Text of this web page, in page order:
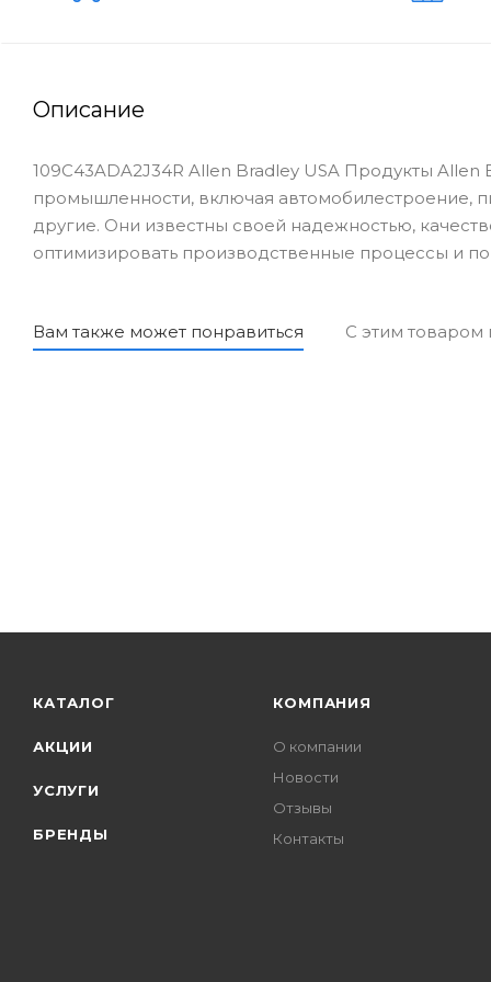
Описание
109C43ADA2J34R Allen Bradley USA Продукты
промышленности, включая автомобилестроение,
другие. Они известны своей надежностью,
оптимизировать производственные процессы и
Вам также может понравиться С этим товаром
КАТАЛОГ
АКЦИИ
УСЛУГИ
БРЕНДЫ
КОМПАНИЯ
О компании
Новости
Отзывы
Контакты